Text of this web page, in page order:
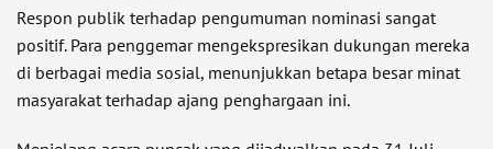
Respon publik terhadap pengumuman nominasi sangat
positif. Para penggemar mengekspresikan dukungan mereka
di berbagai media sosial, menunjukkan betapa besar minat
masyarakat terhadap ajang penghargaan ini.